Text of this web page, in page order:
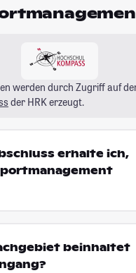
werden durch Zugriff auf
der HRK erzeugt.
erhalte ich,
beinhaltet